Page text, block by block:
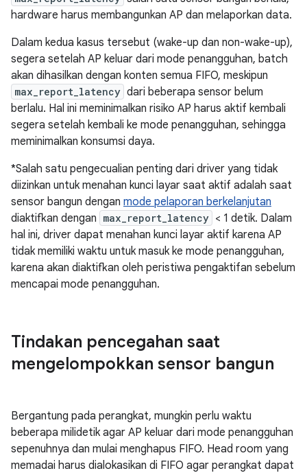
hardware harus membangunkan AP dan melaporkan data.
Dalam kedua kasus tersebut (wake-up dan non-wake-up),
segera setelah AP keluar dari mode penangguhan, batch
akan dihasilkan dengan konten semua FIFO, meskipun
max_report_latency dari beberapa sensor belum
berlalu. Hal ini meminimalkan risiko AP harus aktif kembali
segera setelah kembali ke mode penangguhan, sehingga
meminimalkan konsumsi daya.
*Salah satu pengecualian penting dari driver yang tidak
diizinkan untuk menahan kunci layar saat aktif adalah saat
sensor bangun dengan mode pelaporan berkelanjutan
diaktifkan dengan max_report_latency < 1 detik. Dalam
hal ini, driver dapat menahan kunci layar aktif karena AP
tidak memiliki waktu untuk masuk ke mode penangguhan,
karena akan diaktifkan oleh peristiwa pengaktifan sebelum
mencapai mode penangguhan.
Tindakan pencegahan saat
mengelompokkan sensor bangun
Bergantung pada perangkat, mungkin perlu waktu
beberapa milidetik agar AP keluar dari mode penangguhan
sepenuhnya dan mulai menghapus FIFO. Head room yang
memadai harus dialokasikan di FIFO agar perangkat dapat